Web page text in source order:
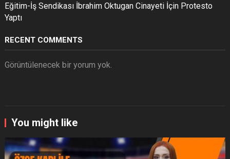
Eğitim-İş Sendikası İbrahim Oktugan Cinayeti İçin Protesto
Yaptı
RECENT COMMENTS
Görüntülenecek bir yorum yok.
You might like